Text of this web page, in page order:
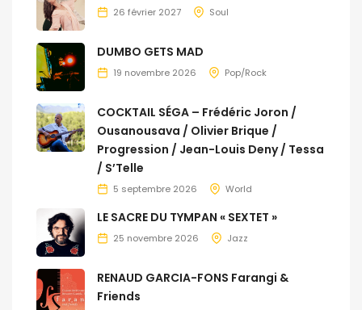
26 février 2027 Soul
DUMBO GETS MAD
19 novembre 2026 Pop/Rock
COCKTAIL SÉGA – Frédéric Joron /
Ousanousava / Olivier Brique /
Progression / Jean-Louis Deny / Tessa
/ S’Telle
5 septembre 2026 World
LE SACRE DU TYMPAN « SEXTET »
25 novembre 2026 Jazz
RENAUD GARCIA-FONS Farangi &
Friends